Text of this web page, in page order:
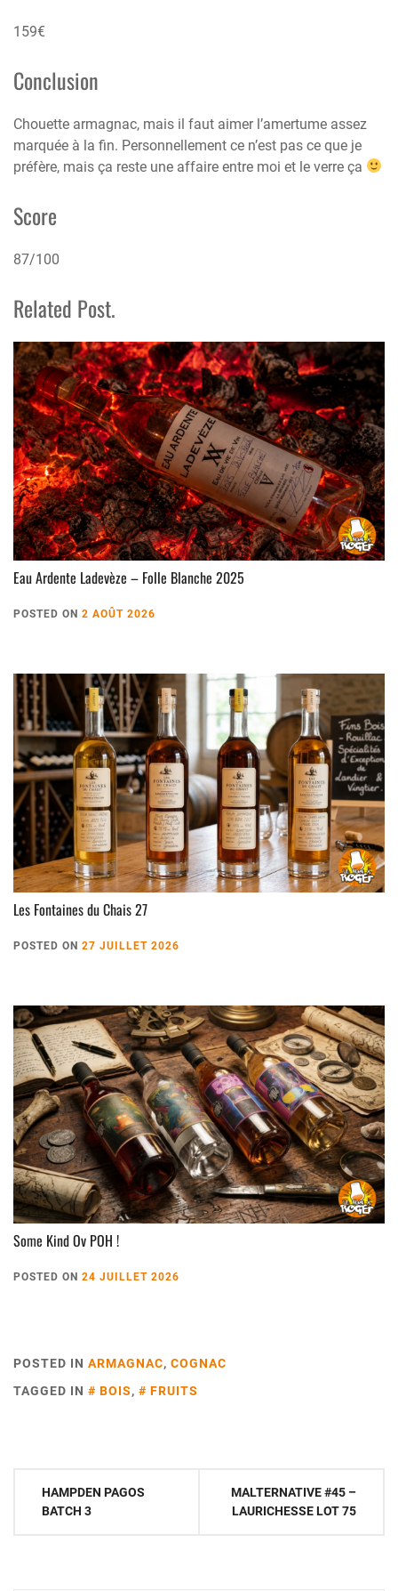
159€
Conclusion
Chouette armagnac, mais il faut aimer l’amertume assez
marquée à la fin. Personnellement ce n’est pas ce que je
préfère, mais ça reste une affaire entre moi et le verre ça
Score
87/100
Related Post.
Eau Ardente Ladevèze – Folle Blanche 2025
POSTED ON 2 AOÛT 2026
Les Fontaines du Chais 27
POSTED ON 27 JUILLET 2026
Some Kind Ov POH !
POSTED ON 24 JUILLET 2026
POSTED IN ARMAGNAC, COGNAC
TAGGED IN
BOIS, FRUITS
Navigation
HAMPDEN PAGOS
BATCH 3
MALTERNATIVE #45 –
LAURICHESSE LOT 75